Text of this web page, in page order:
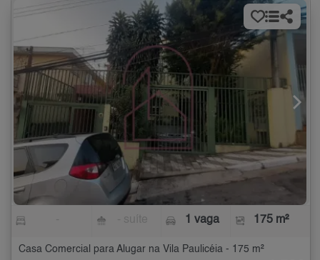
1 vaga 175 m²
Casa Comercial para Alugar na Vila Paulicéia - 175 m²